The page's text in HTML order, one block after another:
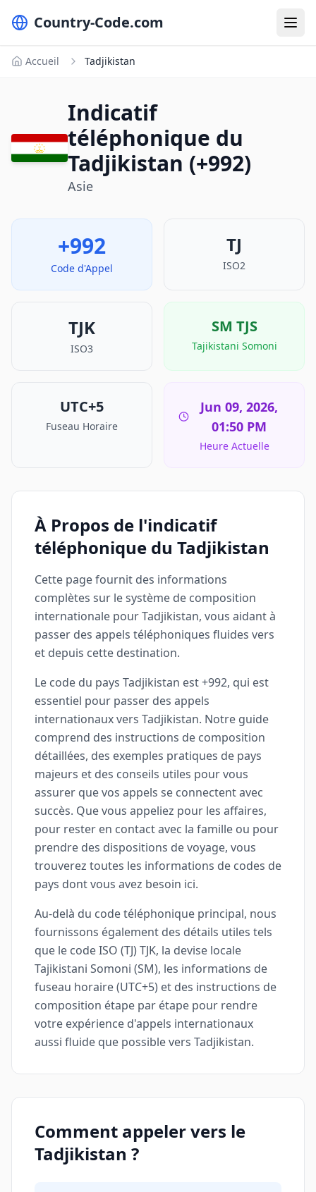
Country-Code.com
Accueil Tadjikistan
Indicatif
téléphonique du
Tadjikistan (+992)
Asie
+992
Code d'Appel
TJ
ISO2
TJK
ISO3
ЅМ TJS
Tajikistani Somoni
UTC+5
Fuseau Horaire
Jun 09, 2026,
01:50 PM
Heure Actuelle
À Propos de l'indicatif
téléphonique du Tadjikistan
Cette page fournit des informations
complètes sur le système de composition
internationale pour Tadjikistan, vous aidant à
passer des appels téléphoniques fluides vers
et depuis cette destination.
Le code du pays Tadjikistan est +992, qui est
essentiel pour passer des appels
internationaux vers Tadjikistan. Notre guide
comprend des instructions de composition
détaillées, des exemples pratiques de pays
majeurs et des conseils utiles pour vous
assurer que vos appels se connectent avec
succès. Que vous appeliez pour les affaires,
pour rester en contact avec la famille ou pour
prendre des dispositions de voyage, vous
trouverez toutes les informations de codes de
pays dont vous avez besoin ici.
Au-delà du code téléphonique principal, nous
fournissons également des détails utiles tels
que le code ISO (TJ) TJK, la devise locale
Tajikistani Somoni (ЅМ), les informations de
fuseau horaire (UTC+5) et des instructions de
composition étape par étape pour rendre
votre expérience d'appels internationaux
aussi fluide que possible vers Tadjikistan.
Comment appeler vers le
Tadjikistan ?